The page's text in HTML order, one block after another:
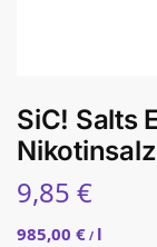
SiC! Salts
9,85 €
985,00 € / l